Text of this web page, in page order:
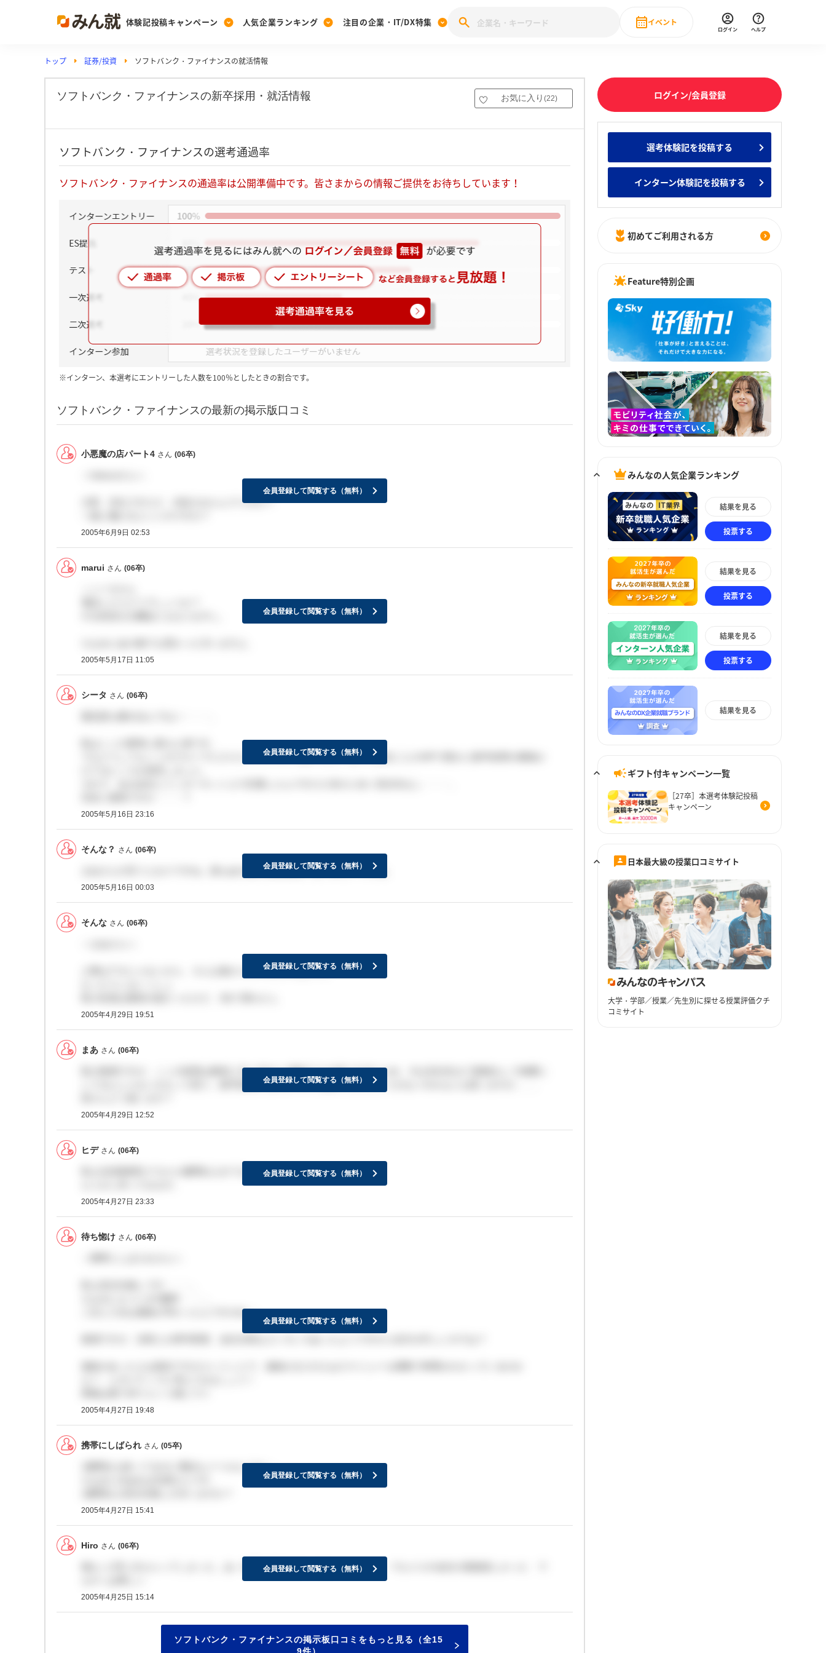
体験記投稿キャンペーン
Post
投稿する
[27卒] 本選考体験記投稿キャンペーン
人気企業ランキング
Ranking
ランキングを見る
投票する
みんなの新卒就職人気企業ランキング みんなのインターン人気企業ランキ
注目の企業・IT/DX特集
PickUp
注目の企業特集
28卒 IT・DX企業特集 27卒 IT・DX企業特集 28卒 IT・DX現場社員インタビュー
動画で知ろう！業界・企業研究
イベント
直近のイベント一覧
ログイン ヘルプ
トップ 証券/投資 ソフトバンク・ファイナンスの就活情報
ソフトバンク・ファイナンスの新卒採用・就活情報 お気に入り (22)
ソフトバンク・ファイナンスの選考通過率
ソフトバンク・ファイナンスの通過率は公開準備中です。皆さまからの情報ご提供をお待ちしています！
※インターン、本選考にエントリーした人数を100％としたときの割合です。
ソフトバンク・ファイナンスの最新の掲示版口コミ
小悪魔の店パート4 さん (06卒)
大変、失礼ですけど、内定されたんでうすか？
2005年6月9日 02:53
会員登録して閲覧する（無料）
marui さん (06卒)
2005年5月17日 11:05
会員登録して閲覧する（無料）
シータ さん (06卒)
でもどうしてもここのグループに入りたくていろいろ調べたら、個々の会社ごとのHPで密かに新卒採用の募集か
2005年5月16日 23:16
会員登録して閲覧する（無料）
そんな？ さん (06卒)
まあさんの言うとおりですね。誰もあの後の合格者はいないみたいですね。
2005年5月16日 00:03
会員登録して閲覧する（無料）
そんな さん (06卒)
人事はアホじゃないから、そんな後からちゃんとするように
2005年4月29日 19:51
会員登録して閲覧する（無料）
まあ さん (06卒)
私の推測ですが、ここの採用は最初に方に2次から最終で人を採りすぎたため、今は3次4次まで面接をして慎重に
してるんじゃないかなって思う。新卒採用するのが今年で初めてだししょうがないのかなとも思いますが。。。
2005年4月29日 12:52
会員登録して閲覧する（無料）
ヒデ さん (06卒)
私も3次面接受けてから1週間以上きてないよ。
2005年4月27日 23:33
会員登録して閲覧する（無料）
待ち惚け さん (06卒)
二次と三次は連絡が早かったんですがね～。
2005年4月27日 19:48
会員登録して閲覧する（無料）
携帯にしばられ さん (05卒)
1週間以上経ってるのに電話もメールもこない．．．
2005年4月27日 15:41
会員登録して閲覧する（無料）
Hiro さん (06卒)
俺も↓と同じ文もらってしまった。あ～社長と話したかったよ～～～～～。でもココの会社の面接楽しかった で
2005年4月25日 15:14
会員登録して閲覧する（無料）
ソフトバンク・ファイナンスの掲示板口コミをもっと見る（全15
ログイン/会員登録
選考体験記を投稿する
インターン体験記を投稿する
初めてご利用される方
Feature特別企画
みんなの人気企業ランキング
結果を見る
投票する
結果を見る
投票する
結果を見る
投票する
結果を見る
ギフト付キャンペーン一覧
［27卒］本選考体験記投稿
キャンペーン
日本最大級の授業口コミサイト
大学・学部／授業／先生別に探せる授業評価クチ
コミサイト